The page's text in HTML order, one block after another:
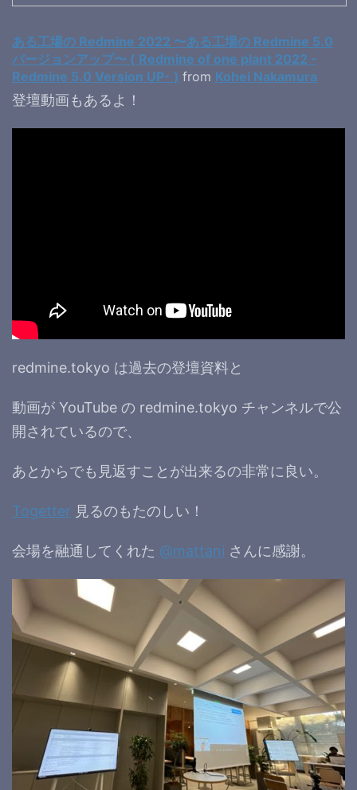
ある工場の Redmine 2022 〜ある工場の Redmine 5.0
バージョンアップ〜 ( Redmine of one plant 2022 -
Redmine 5.0 Version UP- ) from Kohei Nakamura
登壇動画もあるよ！
redmine.tokyo は過去の登壇資料と
動画が YouTube の redmine.tokyo チャンネルで公
開されているので、
あとからでも見返すことが出来るの非常に良い。
Togetter 見るのもたのしい！
会場を融通してくれた @mattani さんに感謝。